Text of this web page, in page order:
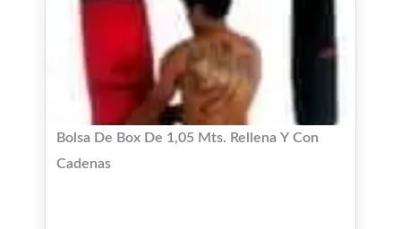
Bolsa De Box De 1,05 Mts. Rellena Y Con
Cadenas